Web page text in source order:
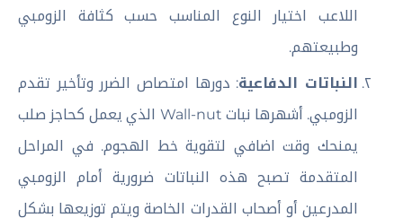
اللاعب اختيار النوع المناسب حسب كثافة الزومبي
وطبيعتهم.
النباتات الدفاعية: دورها امتصاص الضرر وتأخير تقدم
الزومبي. أشهرها نبات Wall-nut الذي يعمل كحاجز صلب
يمنحك وقت اضافي لتقوية خط الهجوم. في المراحل
المتقدمة تصبح هذه النباتات ضرورية أمام الزومبي
المدرعين أو أصحاب القدرات الخاصة ويتم توزيعها بشكل